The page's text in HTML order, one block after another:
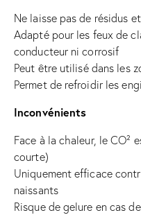
Ne laisse pas de résidus
Adapté pour les feux de
conducteur ni corrosif
Peut être utilisé dans les
Permet de refroidir les
Inconvénients
Face à la chaleur, le CO²
courte)
Uniquement efficace
naissants
Risque de gelure en cas